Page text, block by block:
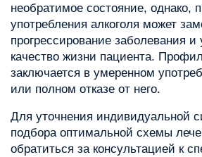
необратимое состояние, однако,
употребления алкоголя может
прогрессирование заболевания
качество жизни пациента.
заключается в умеренном
или полном отказе от него.
Для уточнения индивидуальной
подбора оптимальной схемы
обратиться за консультацией к